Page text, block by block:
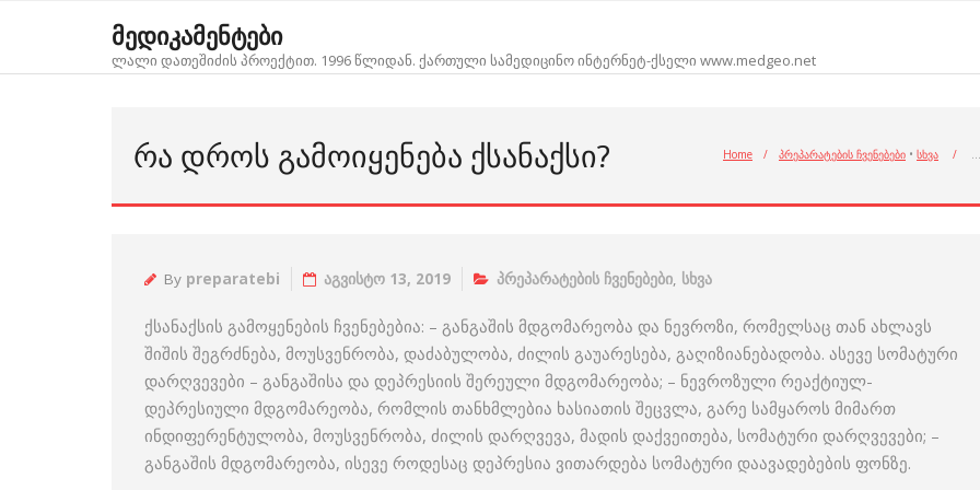
მედიკამენტები
ლალი დათეშიძის პროექტით. 1996 წლიდან. ქართული სამედიცინო ინტერნეტ-ქსელი www.medgeo.net
ᲠᲐ ᲓᲠᲝᲡ ᲒᲐᲛᲝᲘᲧᲔᲜᲔᲑᲐ ᲥᲡᲐᲜᲐᲥᲡᲘ? Home / პრეპარატების ჩვენებები • სხვა / …
By preparatebi აგვისტო 13, 2019 პრეპარატების ჩვენებები, სხვა
ქსანაქსის გამოყენების ჩვენებებია: – განგაშის მდგომარეობა და ნევროზი, რომელსაც თან ახლავს
შიშის შეგრძნება, მოუსვენრობა, დაძაბულობა, ძილის გაუარესება, გაღიზიანებადობა. ასევე სომატური
დარღვევები – განგაშისა და დეპრესიის შერეული მდგომარეობა; – ნევროზული რეაქტიულ-
დეპრესიული მდგომარეობა, რომლის თანხმლებია ხასიათის შეცვლა, გარე სამყაროს მიმართ
ინდიფერენტულობა, მოუსვენრობა, ძილის დარღვევა, მადის დაქვეითება, სომატური დარღვევები; –
განგაშის მდგომარეობა, ისევე როდესაც დეპრესია ვითარდება სომატური დაავადებების ფონზე.